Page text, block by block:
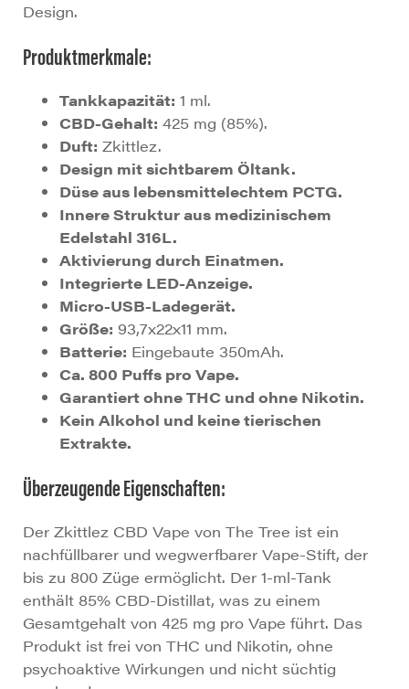
Design.
Produktmerkmale:
Tankkapazität: 1 ml.
CBD-Gehalt: 425 mg (85%).
Duft: Zkittlez.
Design mit sichtbarem Öltank.
Düse aus lebensmittelechtem PCTG.
Innere Struktur aus medizinischem
Edelstahl 316L.
Aktivierung durch Einatmen.
Integrierte LED-Anzeige.
Micro-USB-Ladegerät.
Größe: 93,7x22x11 mm.
Batterie: Eingebaute 350mAh.
Ca. 800 Puffs pro Vape.
Garantiert ohne THC und ohne Nikotin.
Kein Alkohol und keine tierischen
Extrakte.
Überzeugende Eigenschaften:
Der Zkittlez CBD Vape von The Tree ist ein
nachfüllbarer und wegwerfbarer Vape-Stift, der
bis zu 800 Züge ermöglicht. Der 1-ml-Tank
enthält 85% CBD-Distillat, was zu einem
Gesamtgehalt von 425 mg pro Vape führt. Das
Produkt ist frei von THC und Nikotin, ohne
psychoaktive Wirkungen und nicht süchtig